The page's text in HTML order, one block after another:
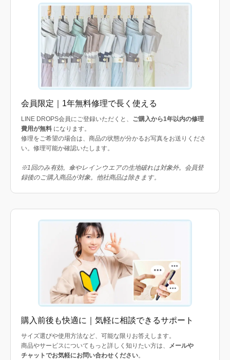
会員限定｜1年無料修理で長く使える
LINE DROPS会員にご登録いただくと、 ご購入から1年以内の修理
費用が無料 になります。
修理をご希望の場合は、商品の状態が分かるお写真をお送りくださ
い。修理可能か確認いたします。
※1回のみ有効。傘やレインウエアの生地破れは対象外。会員登
録後のご購入商品が対象。他社商品は除きます。
購入前後も快適に｜気軽に相談できるサポート
サイズ選びや使用方法など、可能な限りお答えします。
商品やサービスについてもっと詳しく知りたい方は、 メールや
チャットでお気軽にお問い合わせください。